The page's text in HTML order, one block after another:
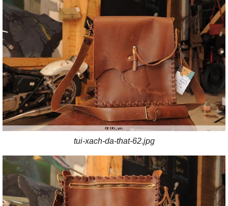
tui-xach-da-that-62.jpg